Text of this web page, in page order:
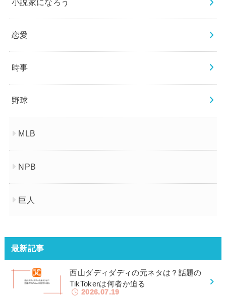
小説家になろう
恋愛
時事
野球
MLB
NPB
巨人
最新記事
西山ダディダディの元ネタは？話題の
TikTokerは何者か迫る
2026.07.19